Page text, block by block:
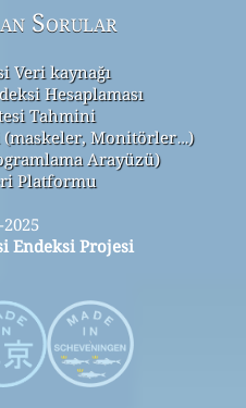
Sorular
Veri kaynağı
Hesaplaması
Tahmini
Monitörler…)
Arayüzü)
Platformu
Endeksi Projesi